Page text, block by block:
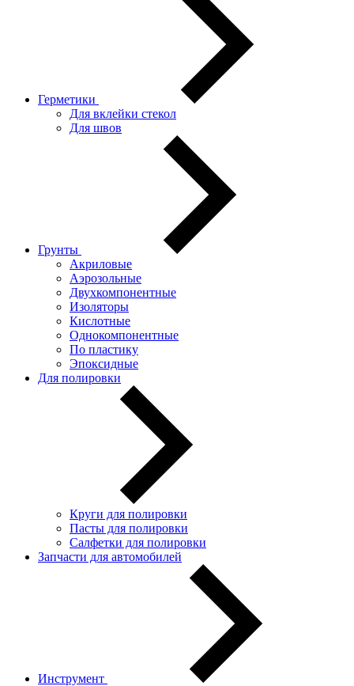
Герметики
Для вклейки стекол
Для швов
Грунты
Акриловые
Аэрозольные
Двухкомпонентные
Изоляторы
Кислотные
Однокомпонентные
По пластику
Эпоксидные
Для полировки
Круги для полировки
Пасты для полировки
Салфетки для полировки
Запчасти для автомобилей
Инструмент